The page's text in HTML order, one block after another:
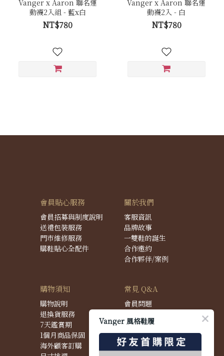
Vanger x Aaron 聯名運
動襪2入組 - 藍x白
NT$780
Vanger x Aaron 聯名運
動襪2入 - 白
NT$780
會員貼心服務
會員招募與制度說明
送禮包裝服務
門市維修服務
購鞋貼心全配件
關於我們
客服資訊
品牌故事
一雙鞋的誕生
合作邀約
合作夥伴/案例
購物須知
購物說明
退換貨服務
7天鑑賞期
1個月商品保固
海外顧客訂購
常見 Q&A
會員問題
配送問題
退換貨問題
商品問題
Vanger 風格鞋履